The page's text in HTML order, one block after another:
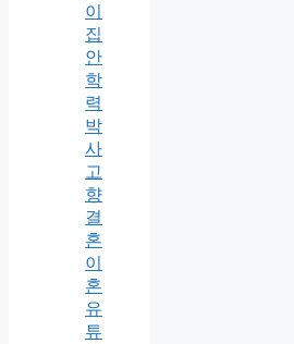
이
집
안
학
력
박
사
고
향
결
혼
이
혼
유
튜